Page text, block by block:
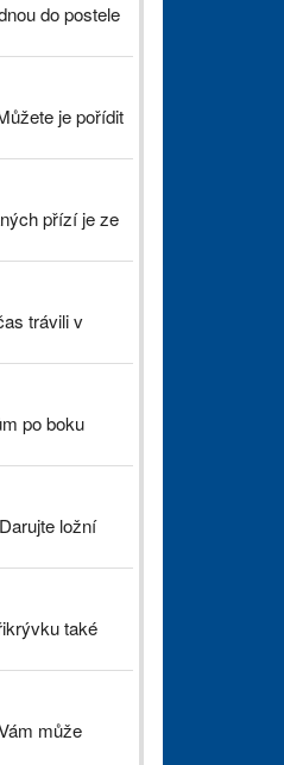
do postele
je pořídit
přízí je ze
trávili v
po boku
ložní
také
může